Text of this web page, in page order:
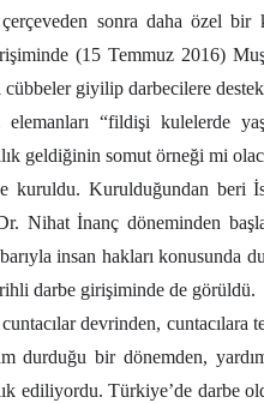
sonra daha özel bir
(15 Temmuz 2016)
giyilip darbecilere
“fildişi kulelerde
geldiğinin somut örneği mi
kuruldu. Kurulduğundan beri
Nihat İnanç döneminden
insan hakları konusunda
darbe girişiminde de görüldü.
devrinden,
durduğu bir dönemden,
ediliyordu. Türkiye’de darbe